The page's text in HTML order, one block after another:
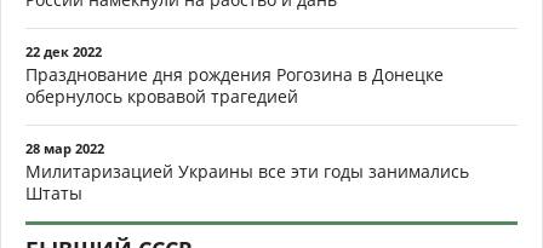
22 дек 2022
Празднование дня рождения Рогозина в Донецке
обернулось кровавой трагедией
28 мар 2022
Милитаризацией Украины все эти годы занимались
Штаты